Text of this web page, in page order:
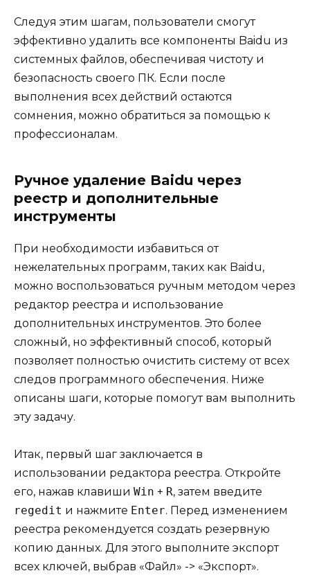
Следуя этим шагам, пользователи смогут
эффективно удалить все компоненты Baidu из
системных файлов, обеспечивая чистоту и
безопасность своего ПК. Если после
выполнения всех действий остаются
сомнения, можно обратиться за помощью к
профессионалам.
Ручное удаление Baidu через
реестр и дополнительные
инструменты
При необходимости избавиться от
нежелательных программ, таких как Baidu,
можно воспользоваться ручным методом через
редактор реестра и использование
дополнительных инструментов. Это более
сложный, но эффективный способ, который
позволяет полностью очистить систему от всех
следов программного обеспечения. Ниже
описаны шаги, которые помогут вам выполнить
эту задачу.
Итак, первый шаг заключается в
использовании редактора реестра. Откройте
его, нажав клавиши Win + R, затем введите
regedit и нажмите Enter. Перед изменением
реестра рекомендуется создать резервную
копию данных. Для этого выполните экспорт
всех ключей, выбрав «Файл» -> «Экспорт».